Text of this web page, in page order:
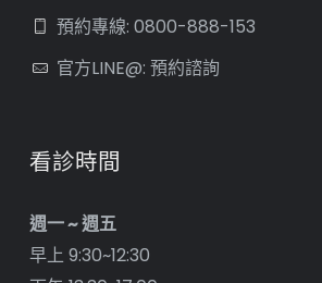
預約專線: 0800-888-153
官方LINE@: 預約諮詢
看診時間
週一 ~ 週五
早上 9:30~12:30